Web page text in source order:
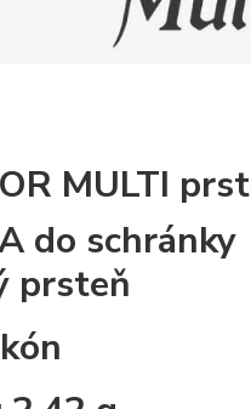
MULTI
do schránky
prsteň